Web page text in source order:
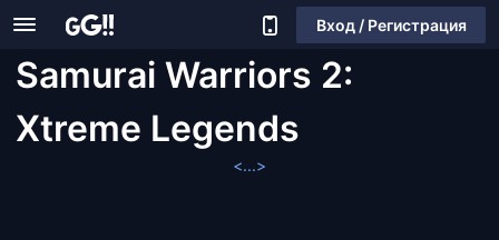
Вход / Регистрация
Samurai Warriors 2:
Xtreme Legends
<...>